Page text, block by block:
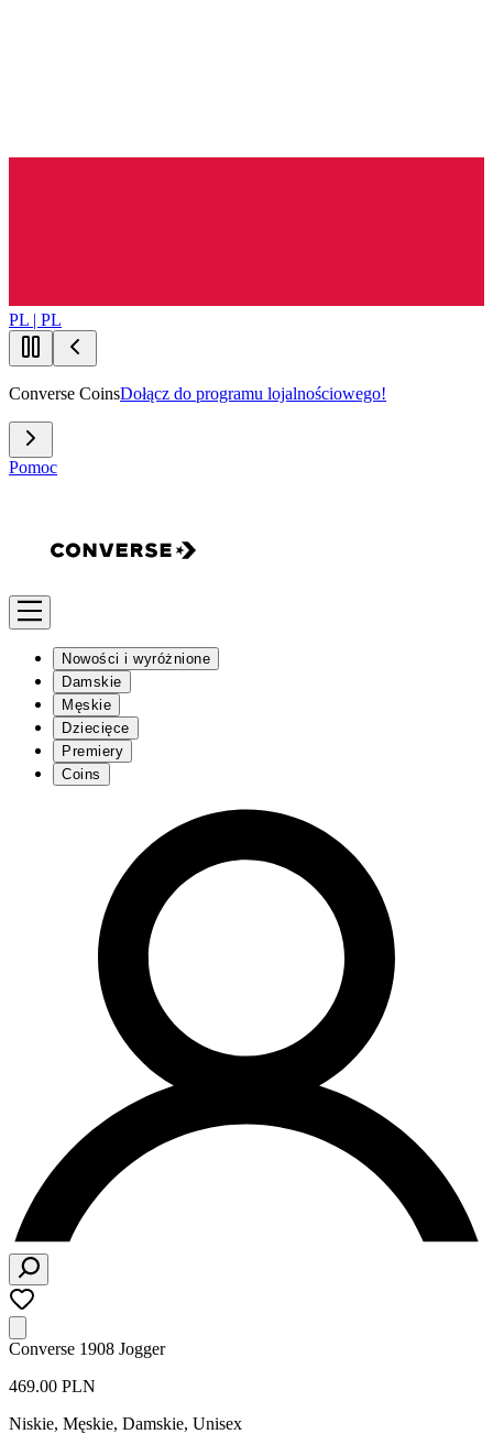
PL | PL
Converse CoinsDołącz do programu lojalnościowego!
Pomoc
Nowości i wyróżnione
Damskie
Męskie
Dziecięce
Premiery
Coins
Converse 1908 Jogger
469.00 PLN
Niskie, Męskie, Damskie, Unisex